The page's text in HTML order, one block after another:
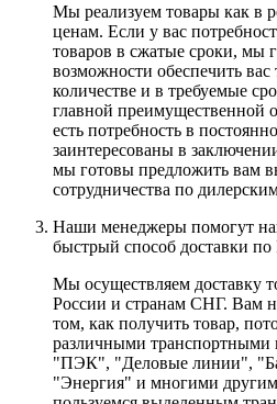
Мы реализуем товары как в
ценам. Если у вас
товаров в сжатые сроки, мы
возможности обеспечить
количестве и в требуемые
главной преимущественной
есть потребность в
заинтересованы в
мы готовы предложить вам
сотрудничества по
Наши менеджеры помогут
быстрый способ доставки по
Мы осуществляем доставку
России и странам СНГ. Вам
том, как получить товар,
различными транспортными
"ПЭК", "Деловые линии",
"Энергия" и многими